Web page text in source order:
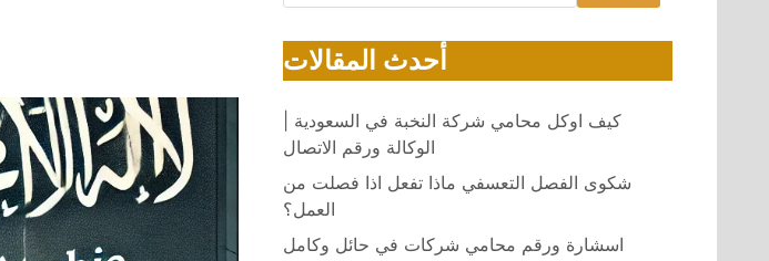
أحدث المقالات
كيف اوكل محامي شركة النخبة في السعودية |
الوكالة ورقم الاتصال
شكوى الفصل التعسفي ماذا تفعل اذا فصلت من
العمل؟
اسشارة ورقم محامي شركات في حائل وكامل